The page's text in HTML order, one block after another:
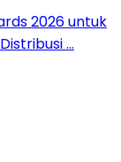
2026 untuk
…